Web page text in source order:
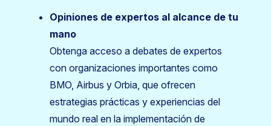
Opiniones de expertos al alcance de tu
mano
Obtenga acceso a debates de expertos
con organizaciones importantes como
BMO, Airbus y Orbia, que ofrecen
estrategias prácticas y experiencias del
mundo real en la implementación de